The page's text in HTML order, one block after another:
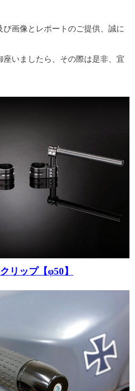
び画像とレポートのご提供、誠に
座いましたら、その際は是非、宜
リップ【φ50】